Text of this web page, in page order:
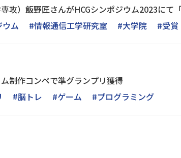
攻）飯野匠さんがHCGシンポジウム2023にて
ウム #情報通信工学研究室 #大学院 #受賞
制作コンペで準グランプリ獲得
#脳トレ #ゲーム #プログラミング